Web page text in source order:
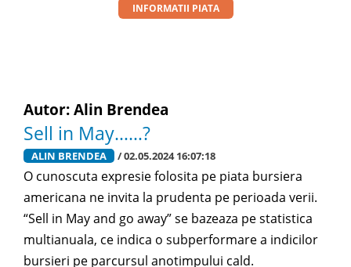
INFORMATII PIATA
Autor: Alin Brendea
Sell in May……?
ALIN BRENDEA / 02.05.2024 16:07:18
O cunoscuta expresie folosita pe piata bursiera
americana ne invita la prudenta pe perioada verii.
“Sell in May and go away” se bazeaza pe statistica
multianuala, ce indica o subperformare a indicilor
bursieri pe parcursul anotimpului cald.